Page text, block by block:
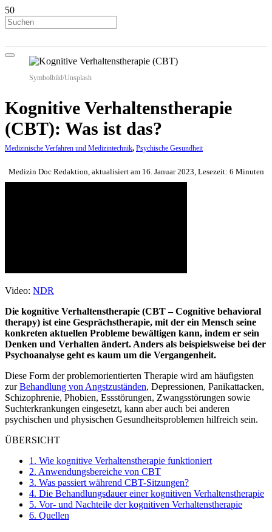
Symbolbild/Unsplash
Kognitive Verhaltenstherapie
(CBT): Was ist das?
Medizinische Verfahren und Medizintechnik, Psychische Gesundheit
Medizin Doc Redaktion, aktualisiert am 16. Januar 2023, Lesezeit: 6 Minuten
Video: NDR
Die kognitive Verhaltenstherapie (CBT – Cognitive behavioral
therapy) ist eine Gesprächstherapie, mit der ein Mensch seine
konkreten aktuellen Probleme bewältigen kann, indem er sein
Denken und Verhalten ändert. Anders als beispielsweise bei der
Psychoanalyse geht es kaum um die Vergangenheit.
Diese Form der problemorientierten Therapie wird am häufigsten
zurBehandlung von Angstzuständen, Depressionen, Panikattacken,
Schizophrenie, Phobien, Essstörungen, Zwangsstörungen sowie
Suchterkrankungen eingesetzt, kann aber auch bei anderen
psychischen und physischen Gesundheitsproblemen hilfreich sein.
ÜBERSICHT
1. Wie kognitive Verhaltenstherapie funktioniert
2. Anwendungsbereiche von CBT
3. Was passiert während CBT-Sitzungen?
4. Die Behandlungsdauer einer kognitiven Verhaltenstherapie
5. Vor- und Nachteile der kognitiven Verhaltenstherapie
6. Quellen